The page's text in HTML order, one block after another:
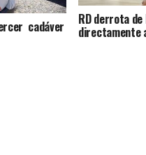
cadáver RD derrota
directamente